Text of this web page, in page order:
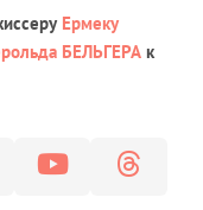
Ермеку
БЕЛЬГЕРА к